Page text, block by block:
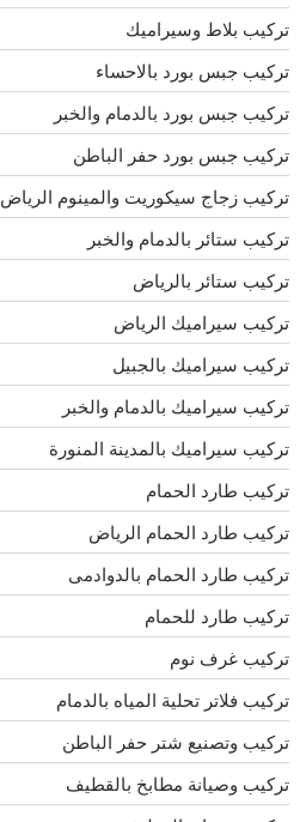
تركيب بلاط وسيراميك
تركيب جبس بورد بالاحساء
تركيب جبس بورد بالدمام والخبر
تركيب جبس بورد حفر الباطن
تركيب زجاج سيكوريت والمينوم الرياض
تركيب ستائر بالدمام والخبر
تركيب ستائر بالرياض
تركيب سيراميك الرياض
تركيب سيراميك بالجبيل
تركيب سيراميك بالدمام والخبر
تركيب سيراميك بالمدينة المنورة
تركيب طارد الحمام
تركيب طارد الحمام الرياض
تركيب طارد الحمام بالدوادمى
تركيب طارد للحمام
تركيب غرف نوم
تركيب فلاتر تحلية المياه بالدمام
تركيب وتصنيع شتر حفر الباطن
تركيب وصيانة مطابخ بالقطيف